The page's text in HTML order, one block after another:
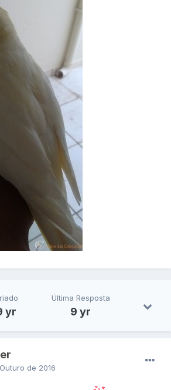
yr
Última Resposta
9 yr
de 2016